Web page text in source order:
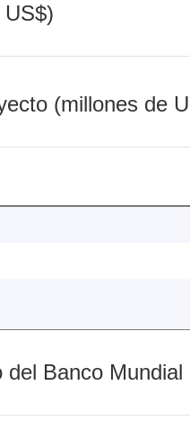
(millones de
Banco